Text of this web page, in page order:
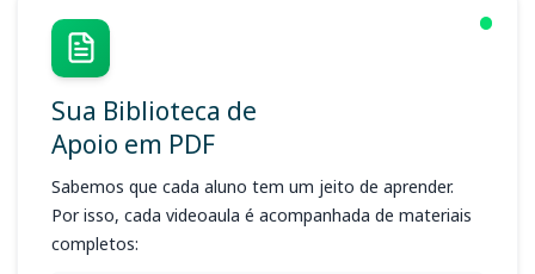
Sua Biblioteca de
Apoio em PDF
Sabemos que cada aluno tem um jeito de aprender.
Por isso, cada videoaula é acompanhada de materiais
completos: